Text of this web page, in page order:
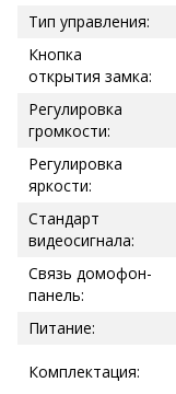
Тип управления:
Кнопка
открытия замка:
Регулировка
громкости:
Регулировка
яркости:
Стандарт
видеосигнала:
Связь домофон-
панель:
Питание:
Комплектация: